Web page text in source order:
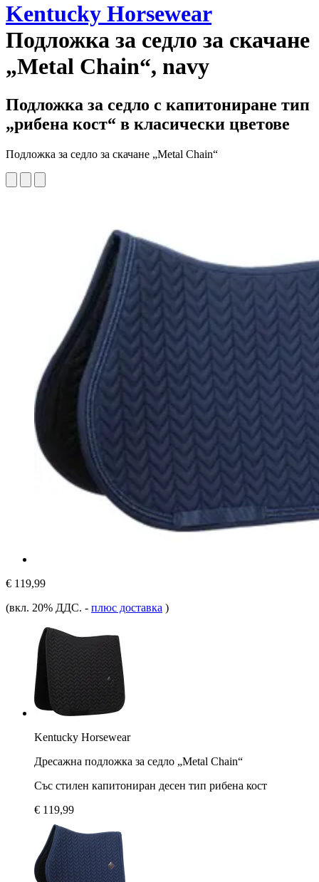
Kentucky Horsewear
Подложка за седло за скачане
„Metal Chain“, navy
Подложка за седло с капитониране тип
„рибена кост“ в класически цветове
Подложка за седло за скачане „Metal Chain“
€ 119,99
(вкл. 20% ДДС. - плюс доставка )
Kentucky Horsewear
Дресажна подложка за седло „Metal Chain“
Със стилен капитониран десен тип рибена кост
€ 119,99